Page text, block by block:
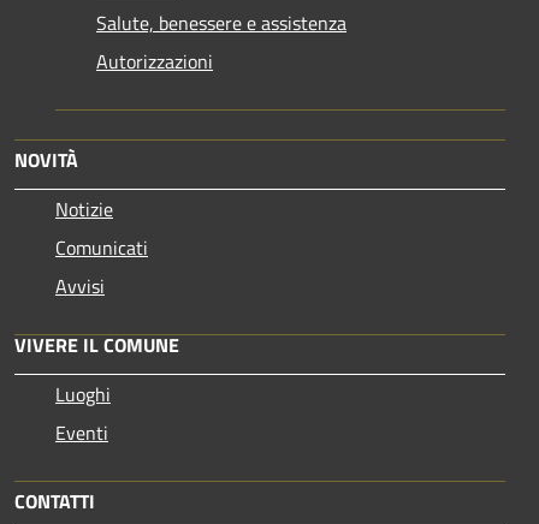
Salute, benessere e assistenza
Autorizzazioni
NOVITÀ
Notizie
Comunicati
Avvisi
VIVERE IL COMUNE
Luoghi
Eventi
CONTATTI